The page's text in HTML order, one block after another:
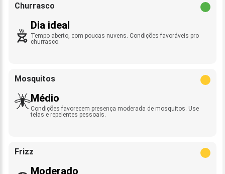
Churrasco
Dia ideal
Tempo aberto, com poucas nuvens. Condições favoráveis pro
churrasco.
Mosquitos
Médio
Condições favorecem presença moderada de mosquitos. Use
telas e repelentes pessoais.
Frizz
Moderado